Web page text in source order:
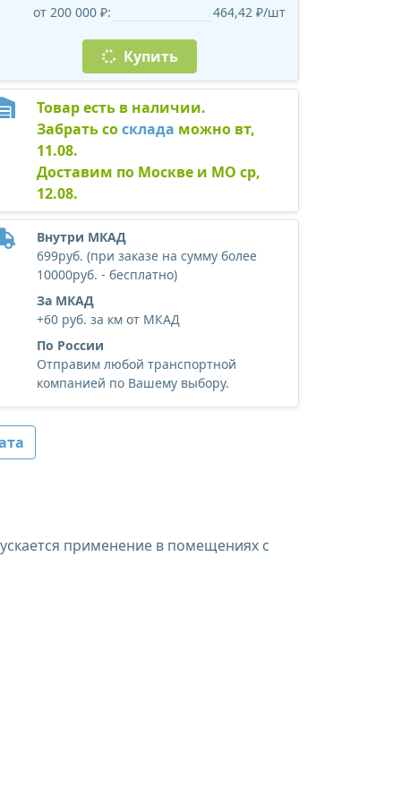
от 200 000 ₽:
464,42 ₽/шт
Купить
Товар есть в наличии.
Забрать сосклада можно вт,
11.08.
Доставим по Москве и МО ср,
12.08.
Внутри МКАД
699руб. (при заказе на сумму более
10000руб. - бесплатно)
За МКАД
+60 руб. за км от МКАД
По России
Отправим любой транспортной
компанией по Вашему выбору.
применение в помещениях с